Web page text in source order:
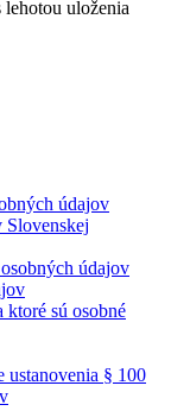
uloženia
údajov
Slovenskej
údajov
ktoré sú osobné
ustanovenia § 100